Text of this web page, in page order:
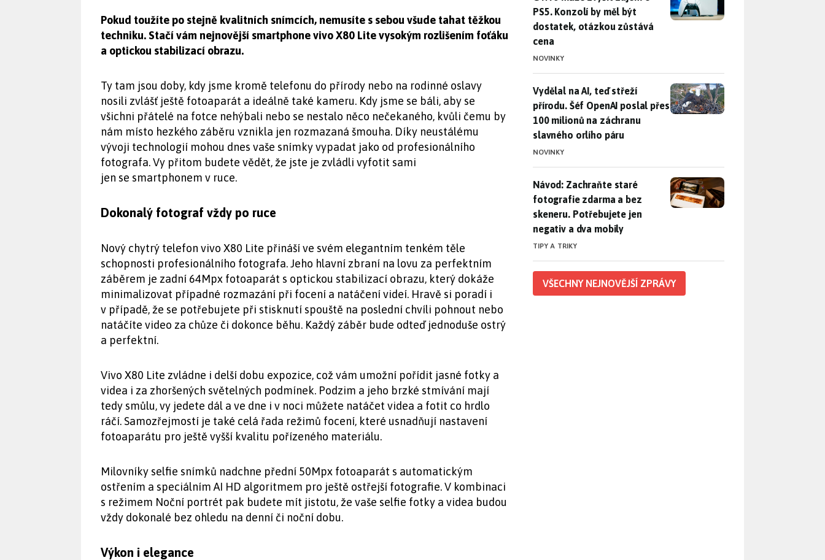
Pokud toužíte po stejně kvalitních snímcích, nemusíte s sebou všude tahat těžkou
techniku. Stačí vám nejnovější smartphone vivo X80 Lite vysokým rozlišením foťáku
a optickou stabilizací obrazu.
Ty tam jsou doby, kdy jsme kromě telefonu do přírody nebo na rodinné oslavy
nosili zvlášť ještě fotoaparát a ideálně také kameru. Kdy jsme se báli, aby se
všichni přátelé na fotce nehýbali nebo se nestalo něco nečekaného, kvůli čemu by
nám místo hezkého záběru vznikla jen rozmazaná šmouha. Díky neustálému
vývoji technologií mohou dnes vaše snímky vypadat jako od profesionálního
fotografa. Vy přitom budete vědět, že jste je zvládli vyfotit sami
jen se smartphonem v ruce.
Dokonalý fotograf vždy po ruce
Nový chytrý telefon vivo X80 Lite přináší ve svém elegantním tenkém těle
schopnosti profesionálního fotografa. Jeho hlavní zbraní na lovu za perfektním
záběrem je zadní 64Mpx fotoaparát s optickou stabilizací obrazu, který dokáže
minimalizovat případné rozmazání při focení a natáčení videí. Hravě si poradí i
v případě, že se potřebujete při stisknutí spouště na poslední chvíli pohnout nebo
natáčíte video za chůze či dokonce běhu. Každý záběr bude odteď jednoduše ostrý
a perfektní.
Vivo X80 Lite zvládne i delší dobu expozice, což vám umožní pořídit jasné fotky a
videa i za zhoršených světelných podmínek. Podzim a jeho brzké stmívání mají
tedy smůlu, vy jedete dál a ve dne i v noci můžete natáčet videa a fotit co hrdlo
ráčí. Samozřejmostí je také celá řada režimů focení, které usnadňují nastavení
fotoaparátu pro ještě vyšší kvalitu pořízeného materiálu.
Milovníky selfie snímků nadchne přední 50Mpx fotoaparát s automatickým
ostřením a speciálním AI HD algoritmem pro ještě ostřejší fotografie. V kombinaci
s režimem Noční portrét pak budete mít jistotu, že vaše selfie fotky a videa budou
vždy dokonalé bez ohledu na denní či noční dobu.
Výkon i elegance
PS5. Konzolí by měl být
dostatek, otázkou zůstává
cena
NOVINKY
Vydělal na AI, teď střeží přírodu. Šéf OpenAI poslal přes 100
Vydělal na AI, teď střeží
přírodu. Šéf OpenAI poslal přes
100 milionů na záchranu
slavného orlího páru
NOVINKY
Návod: Zachraňte staré fotografie zdarma a bez skeneru.
Návod: Zachraňte staré
fotografie zdarma a bez
skeneru. Potřebujete jen
negativ a dva mobily
TIPY A TRIKY
VŠECHNY NEJNOVĚJŠÍ ZPRÁVY